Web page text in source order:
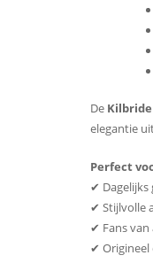
De
elegantie
Perfect
✔ Dagelijks
✔ Stijlvolle
✔ Fans
✔ Origineel